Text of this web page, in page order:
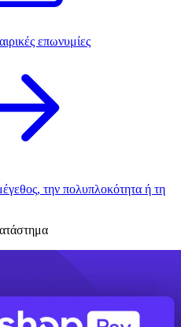
επωνυμίες
την πολυπλοκότητα ή τη